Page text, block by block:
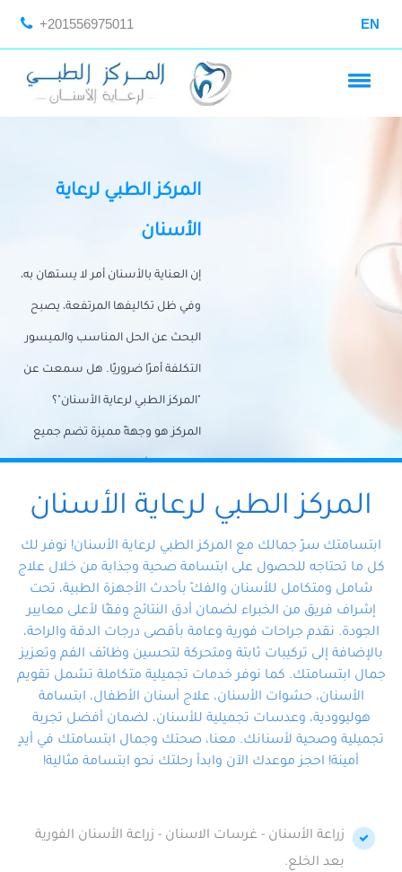
+201556975011 EN
المركز الطبي لرعاية
الأسنان
إن العناية بالأسنان أمر لا يستهان به،
وفي ظل تكاليفها المرتفعة، يصبح
البحث عن الحل المناسب والميسور
التكلفة أمرًا ضروريًا. هل سمعت عن
"المركز الطبي لرعاية الأسنان"؟
المركز هو وجهةً مميزة تضم جميع
احتياجات الأسنان تحت سقف واحد،
وتضمن لك حلاً شاملًا لجميع
المتخصص ذوي الخبرة، ستجد نفسك
في أيد أمينة تلبي احتياجاتك بكل
احترافية ودقة.
المركز الطبي لرعاية الأسنان
ابتسامتك سرّ جمالك مع المركز الطبي لرعاية الأسنان! نوفر لك
كل ما تحتاجه للحصول على ابتسامة صحية وجذابة من خلال علاج
شامل ومتكامل للأسنان والفكّ بأحدث الأجهزة الطبية، تحت
إشراف فريق من الخبراء لضمان أدق النتائج وفقًا لأعلى معايير
الجودة. نقدم جراحات فورية وعامة بأقصى درجات الدقة والراحة،
بالإضافة إلى تركيبات ثابتة ومتحركة لتحسين وظائف الفم وتعزيز
جمال ابتسامتك. كما نوفر خدمات تجميلية متكاملة تشمل تقويم
الأسنان، حشوات الأسنان، علاج أسنان الأطفال، ابتسامة
هوليوودية، وعدسات تجميلية للأسنان، لضمان أفضل تجربة
تجميلية وصحية لأسنانك. معنا، صحتك وجمال ابتسامتك في أيدٍ
أمينة! احجز موعدك الآن وابدأ رحلتك نحو ابتسامة مثالية!
زراعة الأسنان - غرسات الاسنان - زراعة الأسنان الفورية
بعد الخلع.